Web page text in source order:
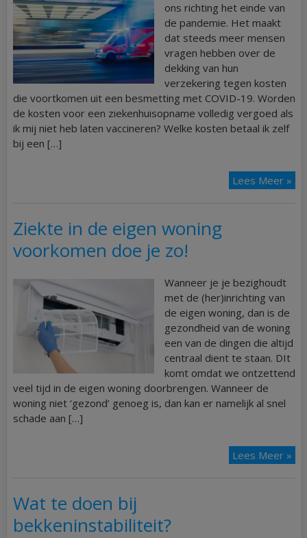
ons richting het einde van
de pandemie. Het maakt
dat steeds meer mensen
vragen hebben over de
dekking van hun
verzekering tegen kosten
die voortkomen uit een besmetting met COVID-19. Worden
de kosten voor een ziekenhuisopname volledig vergoed als
ik mij niet heb laten vaccineren? Welke kosten betaal ik zelf
bij een […]
Lees Meer »
Ziekte in de eigen woning
voorkomen doe je zo!
Wanneer je je bezighoudt
met de (her)inrichting van
de eigen woning, dan is de
gezondheid van de woning
een van de dingen die altijd
centraal dient te staan. DIt
komt omdat we ontzettend
veel tijd in de eigen woning doorbrengen. Wanneer de
woning niet ‘gezond’ genoeg is, dan kan er namelijk al snel
schade aan […]
Lees Meer »
Wat te doen bij
bekkeninstabiliteit?